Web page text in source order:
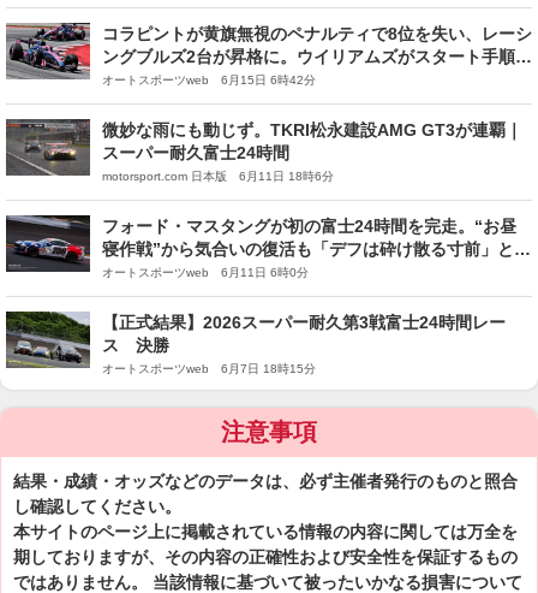
コラピントが黄旗無視のペナルティで8位を失い、レーシ
ングブルズ2台が昇格に。ウイリアムズがスタート手順違
反
オートスポーツweb 6月15日 6時42分
微妙な雨にも動じず。TKRI松永建設AMG GT3が連覇｜
スーパー耐久富士24時間
motorsport.com 日本版 6月11日 18時6分
フォード・マスタングが初の富士24時間を完走。“お昼
寝作戦”から気合いの復活も「デフは砕け散る寸前」と
BRP奥村代表
オートスポーツweb 6月11日 6時0分
【正式結果】2026スーパー耐久第3戦富士24時間レー
ス 決勝
オートスポーツweb 6月7日 18時15分
注意事項
結果・成績・オッズなどのデータは、必ず主催者発行のものと照合
し確認してください。
本サイトのページ上に掲載されている情報の内容に関しては万全を
期しておりますが、その内容の正確性および安全性を保証するもの
ではありません。 当該情報に基づいて被ったいかなる損害について